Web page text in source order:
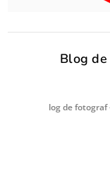
Blog
log de